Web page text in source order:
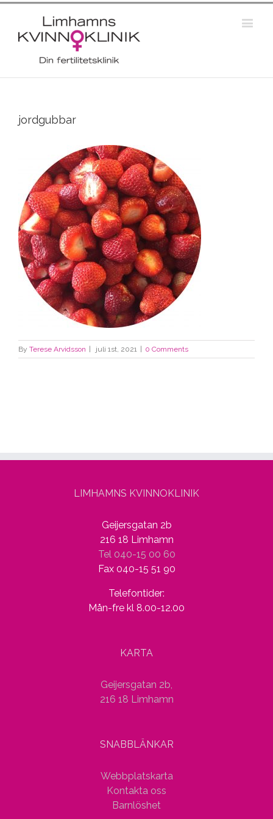
jordgubbar
By Terese Arvidsson juli 1st, 2021 0 Comments
LIMHAMNS KVINNOKLINIK
Geijersgatan 2b
216 18 Limhamn
Tel 040-15 00 60
Fax 040-15 51 90
Telefontider:
Mån-fre kl 8.00-12.00
KARTA
Geijersgatan 2b,
216 18 Limhamn
SNABBLÄNKAR
Webbplatskarta
Kontakta oss
Barnlöshet